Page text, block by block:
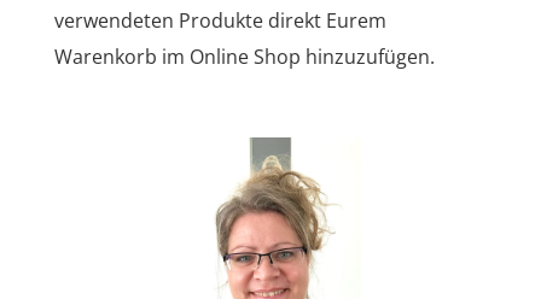
verwendeten Produkte direkt Eurem
Warenkorb im Online Shop hinzuzufügen.